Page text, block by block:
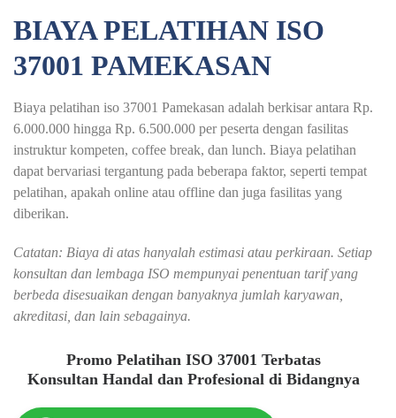
BIAYA PELATIHAN ISO
37001 PAMEKASAN
Biaya pelatihan iso 37001 Pamekasan adalah berkisar antara Rp.
6.000.000 hingga Rp. 6.500.000 per peserta dengan fasilitas
instruktur kompeten, coffee break, dan lunch. Biaya pelatihan
dapat bervariasi tergantung pada beberapa faktor, seperti tempat
pelatihan, apakah online atau offline dan juga fasilitas yang
diberikan.
Catatan: Biaya di atas hanyalah estimasi atau perkiraan. Setiap
konsultan dan lembaga ISO mempunyai penentuan tarif yang
berbeda disesuaikan dengan banyaknya jumlah karyawan,
akreditasi, dan lain sebagainya.
Promo Pelatihan ISO 37001 Terbatas
Konsultan Handal dan Profesional di Bidangnya